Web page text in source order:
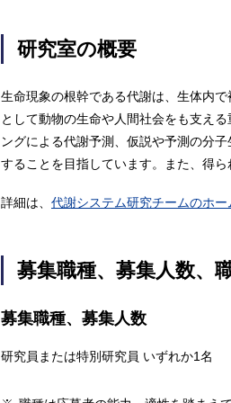
研究室の概要
生命現象の根幹である代謝は、生体内
として動物の生命や人間社会をも支え
ングによる代謝予測、仮説や予測の分
することを目指しています。また、得
詳細は、 代謝システム研究チームのホー
募集職種、募集人数、
募集職種、募集人数
研究員または特別研究員 いずれか1名